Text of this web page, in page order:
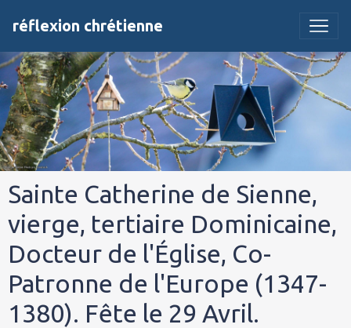
réflexion chrétienne
Sainte Catherine de Sienne,
vierge, tertiaire Dominicaine,
Docteur de l'Église, Co-
Patronne de l'Europe (1347-
1380). Fête le 29 Avril.